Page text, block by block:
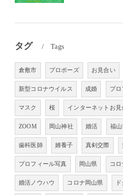
タグ Tags
倉敷市 プロポーズ お見合い
新型コロナウイルス 成婚 プ
マスク 桜 インターネットお見
ZOOM 岡山神社 婚活 福
歯科医師 婿養子 真剣交際
プロフィール写真 岡山県 コロ
婚活ノウハウ コロナ岡山県